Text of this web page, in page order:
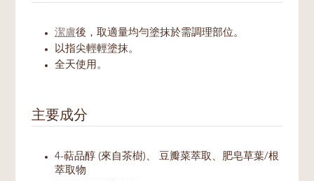
潔膚後，取適量均勻塗抹於需調理部位。
以指尖輕輕塗抹。
全天使用。
主要成分
4-萜品醇 (來自茶樹)、 豆瓣菜萃取、肥皂草葉/根
萃取物